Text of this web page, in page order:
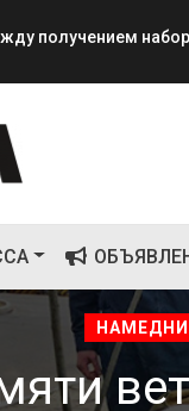
вторая
НАМЕДНИ